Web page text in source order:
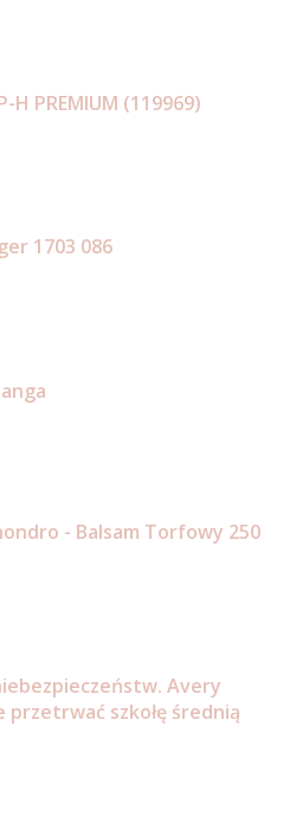
H PREMIUM (119969)
1703 086
- Balsam Torfowy 250
Avery
przetrwać szkołę średnią